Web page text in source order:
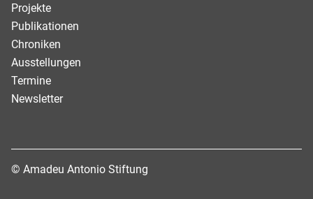
Projekte
Publikationen
Chroniken
Ausstellungen
Termine
Newsletter
© Amadeu Antonio Stiftung